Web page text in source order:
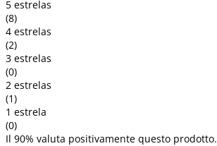
5 estrelas
(8)
4 estrelas
(2)
3 estrelas
(0)
2 estrelas
(1)
1 estrela
(0)
Il 90% valuta positivamente questo prodotto.